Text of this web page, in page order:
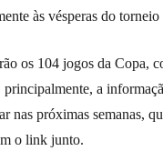
às vésperas do
os 104 jogos da Copa,
a
nas próximas semanas,
o link junto.